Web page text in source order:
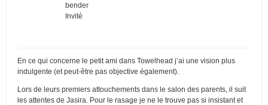
bender
Invité
En ce qui concerne le petit ami dans Towelhead j’ai une vision plus
indulgente (et peut-être pas objective également).
Lors de leurs premiers attouchements dans le salon des parents, il suit
les attentes de Jasira. Pour le rasage je ne le trouve pas si insistant et